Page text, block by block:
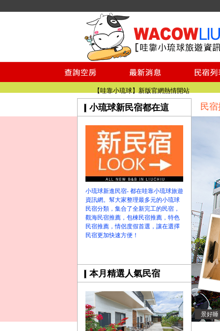
小琉球民宿空房
小琉球民宿
小琉球民宿推薦
【小琉球民宿特約】東港停車場!!看這邊
小琉球民宿 最完整的旅遊資訊都在這
【哇靠小琉球】新版官網熱情開站
【哇靠小琉球粉絲團】即時動態!!
小琉球民宿空房
小琉球民宿
小琉球民宿推薦
【小琉球民宿特約】東港停車場!!看這邊
小琉球民宿 最完整的旅遊資訊都在這
【哇靠小琉球】新版官網熱情開站
【哇靠小琉球粉絲團】即時動態!!
小琉球新民宿都在這
小琉球新進民宿- 都在哇靠小琉球旅遊
資訊網。幫大家整理最多元的小琉球
民宿分類，集合了全新完工的民宿，
觀海民宿推薦，包棟民宿推薦，特色
民宿推薦，情侶度假首選，讓在選擇
民宿更加快速方便！
本月精選人氣民宿
景好睡
民